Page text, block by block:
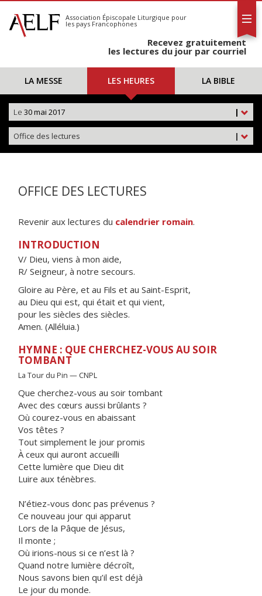
S'abonner
Calendrier
Association Épiscopale Liturgique pour
les pays Francophones
Recevez gratuitement
les lectures du jour par courriel
LA MESSE LES HEURES LA BIBLE
|
Le 30 mai 2017
|
Office des lectures
OFFICE DES LECTURES
Revenir aux lectures du calendrier romain.
INTRODUCTION
V/ Dieu, viens à mon aide,
R/ Seigneur, à notre secours.
Gloire au Père, et au Fils et au Saint-Esprit,
au Dieu qui est, qui était et qui vient,
pour les siècles des siècles.
Amen. (Alléluia.)
HYMNE : QUE CHERCHEZ-VOUS AU SOIR
TOMBANT
La Tour du Pin — CNPL
Que cherchez-vous au soir tombant
Avec des cœurs aussi brûlants ?
Où courez-vous en abaissant
Vos têtes ?
Tout simplement le jour promis
À ceux qui auront accueilli
Cette lumière que Dieu dit
Luire aux ténèbres.
N’étiez-vous donc pas prévenus ?
Ce nouveau jour qui apparut
Lors de la Pâque de Jésus,
Il monte ;
Où irions-nous si ce n’est là ?
Quand notre lumière décroît,
Nous savons bien qu’il est déjà
Le jour du monde.